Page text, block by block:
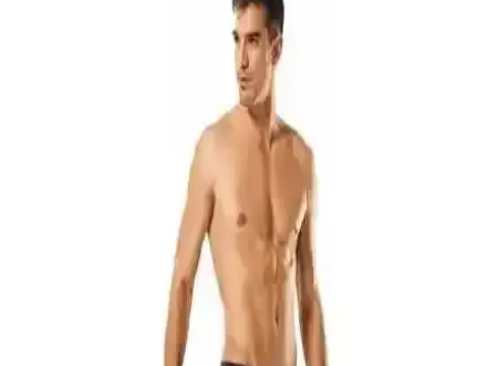
West Coast ve SF Bay Area Orta Yaş Erkek
Modasında Bölgesel Stil ve Influencer Önerileri
West Coast ve SF Bay Area’da orta yaş erkek modasında iklime
uygun, rahat ve şık stil önerileri öne çıkar. Bölgesel farklılıklar ve
influencerlar, fonksiyonel ve casual kombinlerle uyum sağlar.
Saysez Bambu Erkek Yarım Konç Çorapları: Doğal
Malzemelerle Konfor ve Şıklık Sunar
Saysez bambu erkek yarım konç çorapları, %80 bambu içeriğiyle
yüksek hava geçirgenliği ve yumuşaklık sağlar, uzun ömürlü ve şık
tasarımıyla günlük ve spor kullanıma uygundur.
Jack & Jones Tyler 5'li Karışık Boxer Paketi
Günlük Rahatlık ve Stil Sunar